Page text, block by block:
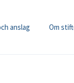
anslag Om